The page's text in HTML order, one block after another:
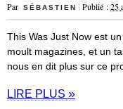
Par SÉBASTIEN |Publié :25
This Was Just Now est
moult magazines, et un
nous en dit plus sur ce
LIRE PLUS »